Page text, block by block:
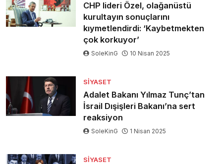
CHP lideri Özel, olağanüstü
kurultayın sonuçlarını
kıymetlendirdi: ‘Kaybetmekten
çok korkuyor’
SoleKinG 10 Nisan 2025
SIYASET
Adalet Bakanı Yılmaz Tunç’tan
İsrail Dışişleri Bakanı’na sert
reaksiyon
SoleKinG 1 Nisan 2025
SIYASET